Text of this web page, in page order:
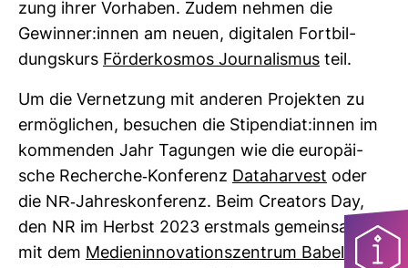
zung ihrer Vor­haben. Zudem nehmen die
Gewinner:innen am neuen, digi­talen Fort­bil­
dungs­kurs För­der­kosmos Jour­na­lismus teil.
Um die Ver­net­zung mit anderen Pro­jekten zu
ermög­li­chen, besu­chen die Sti­pen­diat:innen im
kom­menden Jahr Tagungen wie die euro­päi­
sche Recherche-​Kon­fe­renz Data­har­vest oder
die NR-​Jah­res­kon­fe­renz. Beim Crea­tors Day,
den NR im Herbst 2023 erst­mals gemeinsam
mit dem Medi­en­in­no­va­ti­ons­zen­trum Babels­berg